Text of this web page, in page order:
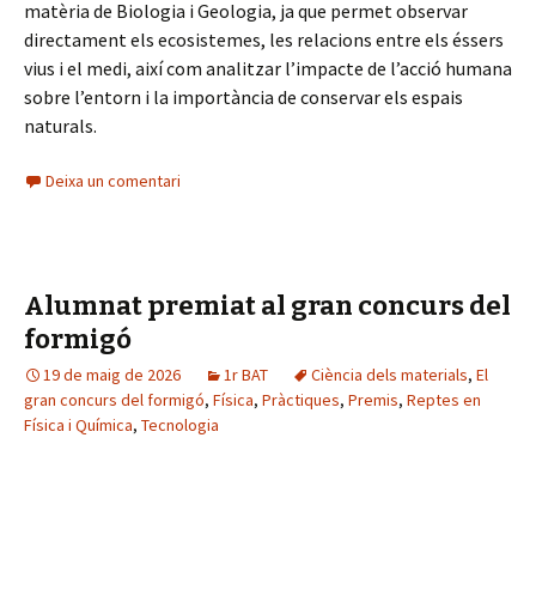
matèria de Biologia i Geologia, ja que permet observar
directament els ecosistemes, les relacions entre els éssers
vius i el medi, així com analitzar l’impacte de l’acció humana
sobre l’entorn i la importància de conservar els espais
naturals.
Deixa un comentari
Alumnat premiat al gran concurs del
formigó
19 de maig de 2026 1r BAT Ciència dels materials, El
gran concurs del formigó, Física, Pràctiques, Premis, Reptes en
Física i Química, Tecnologia